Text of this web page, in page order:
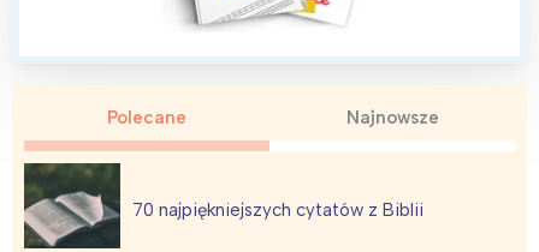
Polecane Najnowsze
70 najpiękniejszych cytatów z Biblii